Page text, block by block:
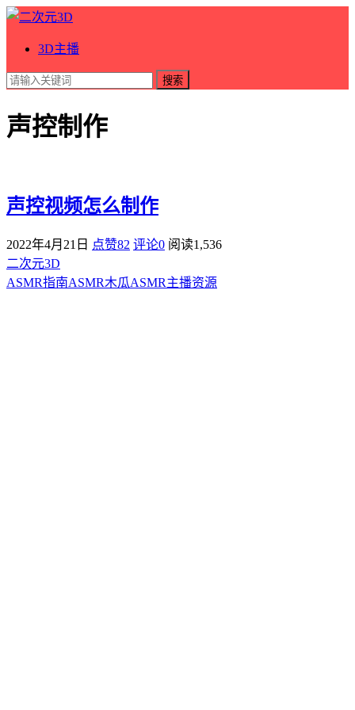
3D主播
搜索
声控制作
声控视频怎么制作
2022年4月21日 点赞82 评论0 阅读1,536
二次元3D
ASMR指南ASMR木瓜ASMR主播资源